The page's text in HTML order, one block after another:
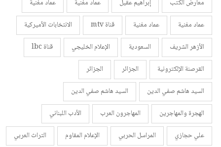
معارض الكتب
إبراهيم عقيل عماد مغنية
عماد مغنية
عماد مغنية
عماد مغنية قناة mtv
الانتخابات الأميركية
الأزهر الشريف
السعودية الإعلام الخليجي
قناة lbc
القرصنة الإلكترونية
الجزائر
الجزائر
السيد هاشم صفي الدين
السيد هاشم صفي الدين
الهجرة والمهاجرين
المهاجرون العرب
الأدب اللبناني
علي حجازي
المراسل الحربي الإعلام المقاوم
التراث العربي